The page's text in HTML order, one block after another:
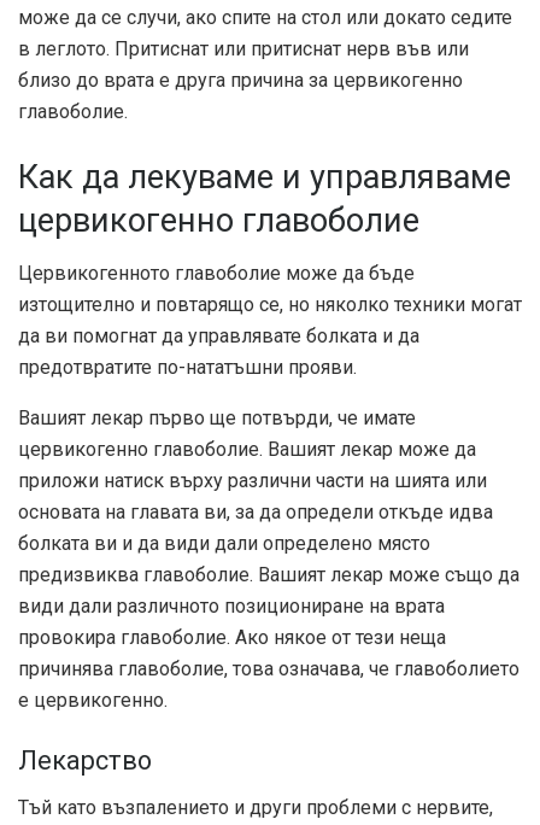
може да се случи, ако спите на стол или докато седите
в леглото. Притиснат или притиснат нерв във или
близо до врата е друга причина за цервикогенно
главоболие.
Как да лекуваме и управляваме
цервикогенно главоболие
Цервикогенното главоболие може да бъде
изтощително и повтарящо се, но няколко техники могат
да ви помогнат да управлявате болката и да
предотвратите по-нататъшни прояви.
Вашият лекар първо ще потвърди, че имате
цервикогенно главоболие. Вашият лекар може да
приложи натиск върху различни части на шията или
основата на главата ви, за да определи откъде идва
болката ви и да види дали определено място
предизвиква главоболие. Вашият лекар може също да
види дали различното позициониране на врата
провокира главоболие. Ако някое от тези неща
причинява главоболие, това означава, че главоболието
е цервикогенно.
Лекарство
Тъй като възпалението и други проблеми с нервите,